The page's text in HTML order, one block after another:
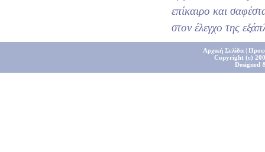
επίκαιρο και
στον έλεγχο της
Αρχική Σελίδα|
Copyright (c)
Designed